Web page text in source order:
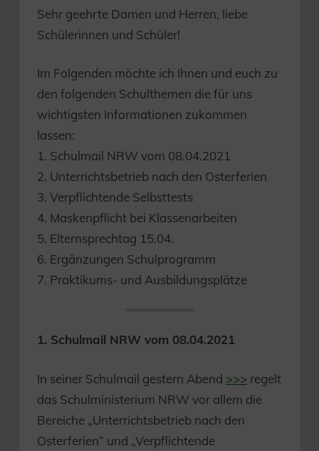
Sehr geehrte Damen und Herren, liebe
Schülerinnen und Schüler!
Im Folgenden möchte ich Ihnen und euch zu
den folgenden Schulthemen die für uns
wichtigsten Informationen zukommen
lassen:
1. Schulmail NRW vom 08.04.2021
2. Unterrichtsbetrieb nach den Osterferien
3. Verpflichtende Selbsttests
4. Maskenpflicht bei Klassenarbeiten
5. Elternsprechtag 15.04.
6. Ergänzungen Schulprogramm
7. Praktikums- und Ausbildungsplätze
1. Schulmail NRW vom 08.04.2021
In seiner Schulmail gestern Abend >>> regelt
das Schulministerium NRW vor allem die
Bereiche „Unterrichtsbetrieb nach den
Osterferien“ und „Verpflichtende